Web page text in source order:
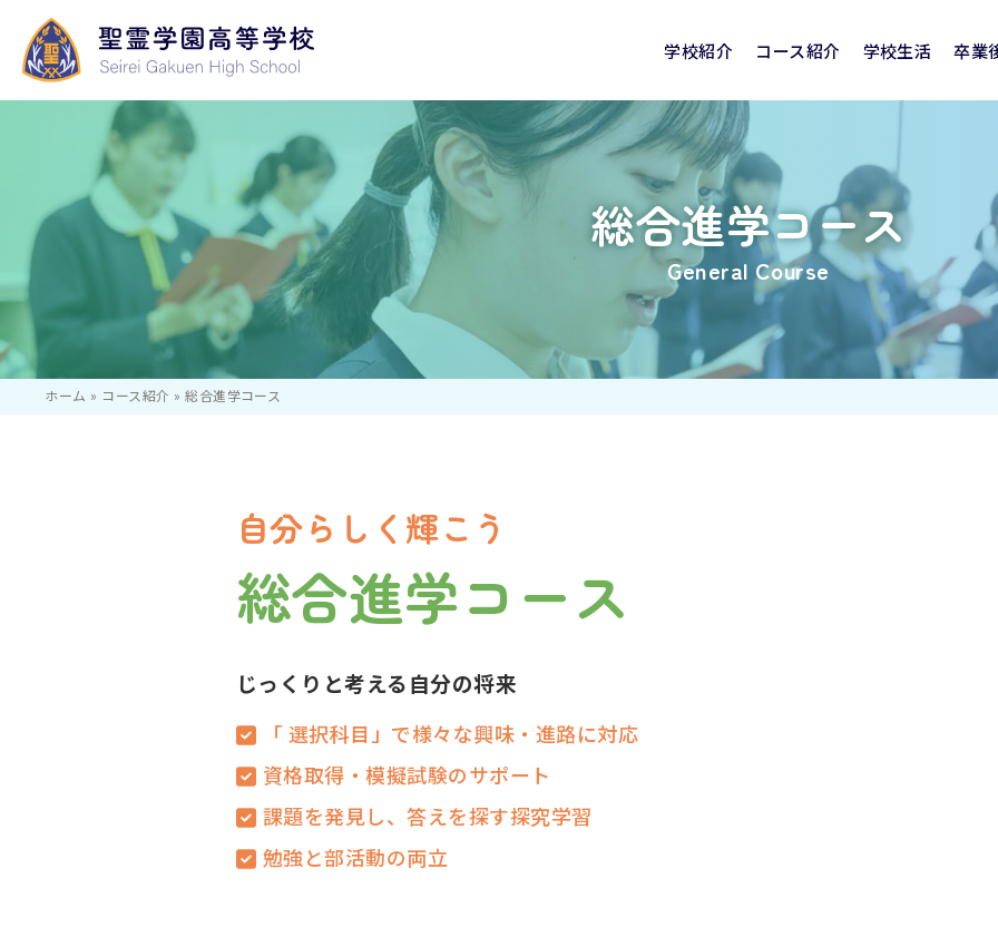
学校紹介
学校長あいさつ 聖霊学園高校の特色 聖霊の学び
校舎紹介 校章・校歌
コース紹介
国際コース 特別進学コース
学校生活
学校行事 国際交流 クリスマス
卒業
進路実績 卒業生の声
入試情報 見学会・相談会
いじめ防止等のための
基本方針
学校評価
総合進学コース
General Course
ホーム » コース紹介 »総合進学コース
自分らしく輝こう
総合進学コース
じっくりと考える自分の将来
「 選択科目」で様々な興味・進路に対応
資格取得・模擬試験のサポート
課題を発見し、答えを探す探究学習
勉強と部活動の両立